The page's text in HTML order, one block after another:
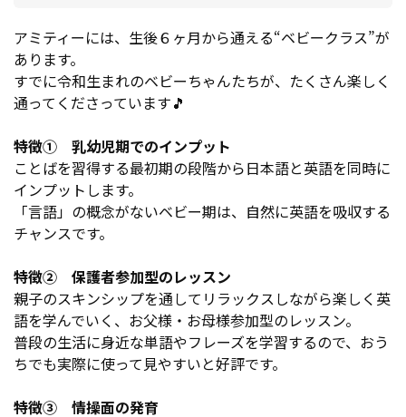
アミティーには、生後６ヶ月から通える“ベビークラス”が
あります。
すでに令和生まれのベビーちゃんたちが、たくさん楽しく
通ってくださっています🎵
特徴① 乳幼児期でのインプット
ことばを習得する最初期の段階から日本語と英語を同時に
インプットします。
「言語」の概念がないベビー期は、自然に英語を吸収する
チャンスです。
特徴② 保護者参加型のレッスン
親子のスキンシップを通してリラックスしながら楽しく英
語を学んでいく、お父様・お母様参加型のレッスン。
普段の生活に身近な単語やフレーズを学習するので、おう
ちでも実際に使って見やすいと好評です。
特徴③ 情操面の発育